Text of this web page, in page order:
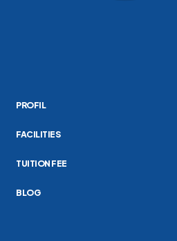
PROFIL
FACILITIES
TUITION FEE
BLOG